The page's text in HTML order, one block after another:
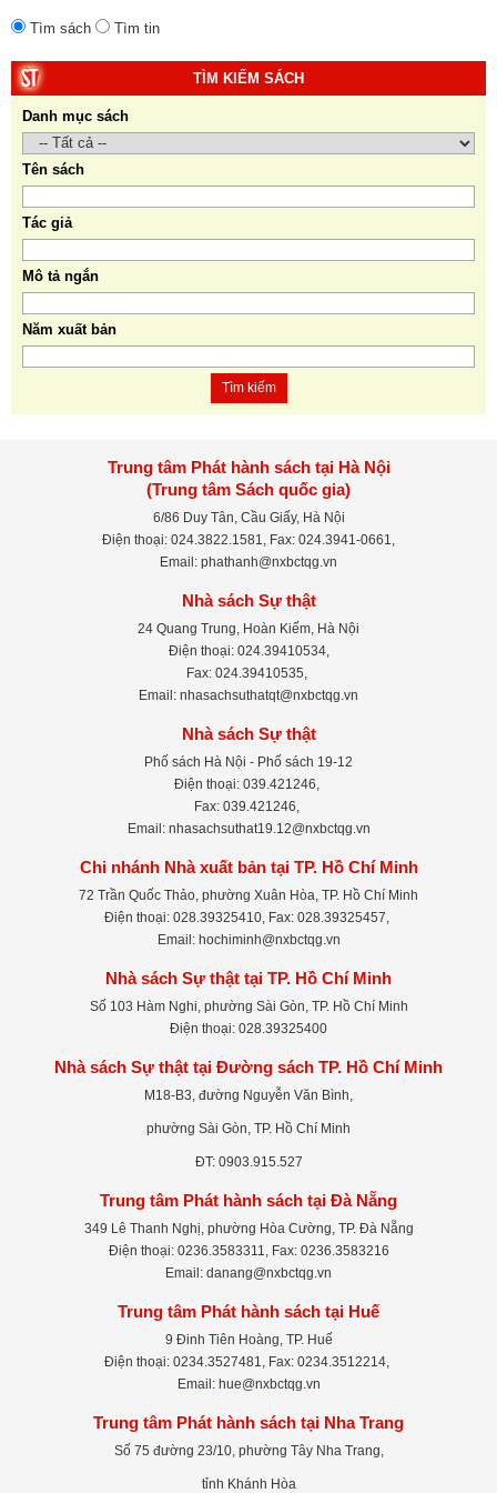
Tìm sách Tìm tin
TÌM KIẾM SÁCH
Danh mục sách
Tên sách
Tác giả
Mô tả ngắn
Năm xuất bản
Tìm kiếm
Trung tâm Phát hành sách tại Hà Nội
(Trung tâm Sách quốc gia)
6/86 Duy Tân, Cầu Giấy, Hà Nội
Điện thoại: 024.3822.1581, Fax: 024.3941-0661,
Email: phathanh@nxbctqg.vn
Nhà sách Sự thật
24 Quang Trung, Hoàn Kiếm, Hà Nội
Điện thoại: 024.39410534,
Fax: 024.39410535,
Email: nhasachsuthatqt@nxbctqg.vn
Nhà sách Sự thật
Phố sách Hà Nội - Phố sách 19-12
Điện thoại: 039.421246,
Fax: 039.421246,
Email: nhasachsuthat19.12@nxbctqg.vn
Chi nhánh Nhà xuất bản tại TP. Hồ Chí Minh
72 Trần Quốc Thảo, phường Xuân Hòa, TP. Hồ Chí Minh
Điện thoại: 028.39325410, Fax: 028.39325457,
Email: hochiminh@nxbctqg.vn
Nhà sách Sự thật tại TP. Hồ Chí Minh
Số 103 Hàm Nghi, phường Sài Gòn, TP. Hồ Chí Minh
Điện thoại: 028.39325400
Nhà sách Sự thật tại Đường sách TP. Hồ Chí Minh
M18-B3, đường Nguyễn Văn Bình,
phường Sài Gòn, TP. Hồ Chí Minh
ĐT: 0903.915.527
Trung tâm Phát hành sách tại Đà Nẵng
349 Lê Thanh Nghị, phường Hòa Cường, TP. Đà Nẵng
Điện thoại: 0236.3583311, Fax: 0236.3583216
Email: danang@nxbctqg.vn
Trung tâm Phát hành sách tại Huế
9 Đinh Tiên Hoàng, TP. Huế
Điện thoại: 0234.3527481, Fax: 0234.3512214,
Email: hue@nxbctqg.vn
Trung tâm Phát hành sách tại Nha Trang
Số 75 đường 23/10, phường Tây Nha Trang,
tỉnh Khánh Hòa